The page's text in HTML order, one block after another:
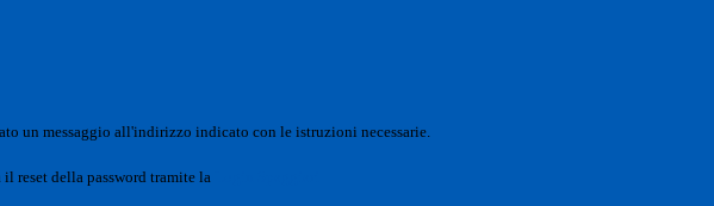
un messaggio all'indirizzo indicato con le istruzioni necessarie.
reset della password tramite la